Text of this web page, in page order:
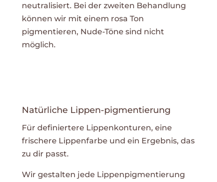
neutralisiert. Bei der zweiten Behandlung
können wir mit einem rosa Ton
pigmentieren, Nude-Töne sind nicht
möglich.
Natürliche Lippen-pigmentierung
Für definiertere Lippenkonturen, eine
frischere Lippenfarbe und ein Ergebnis, das
zu dir passt.
Wir gestalten jede Lippenpigmentierung